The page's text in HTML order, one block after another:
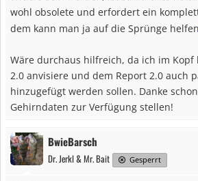
wohl obsolete und erfordert ein
dem kann man ja auf die Sprünge helfen
Wäre durchaus hilfreich, da ich im Kopf
2.0 anvisiere und dem Report 2.0 auch
hinzugefügt werden sollen. Danke
Gehirndaten zur Verfügung stellen!
BwieBarsch
Dr. Jerkl & Mr. Bait Gesperrt